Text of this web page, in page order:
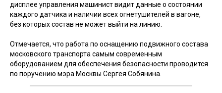
дисплее управления машинист видит данные о состоянии
каждого датчика и наличии всех огнетушителей в вагоне,
без которых состав не может выйти на линию.
Отмечается, что работа по оснащению подвижного состава
московского транспорта самым современным
оборудованием для обеспечения безопасности проводится
по поручению мэра Москвы Сергея Собянина.